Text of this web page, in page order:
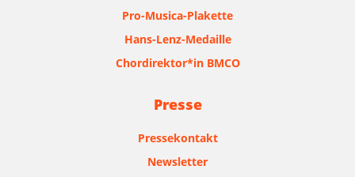
Pro-Musica-Plakette
Hans-Lenz-Medaille
Chordirektor*in BMCO
Presse
Pressekontakt
Newsletter